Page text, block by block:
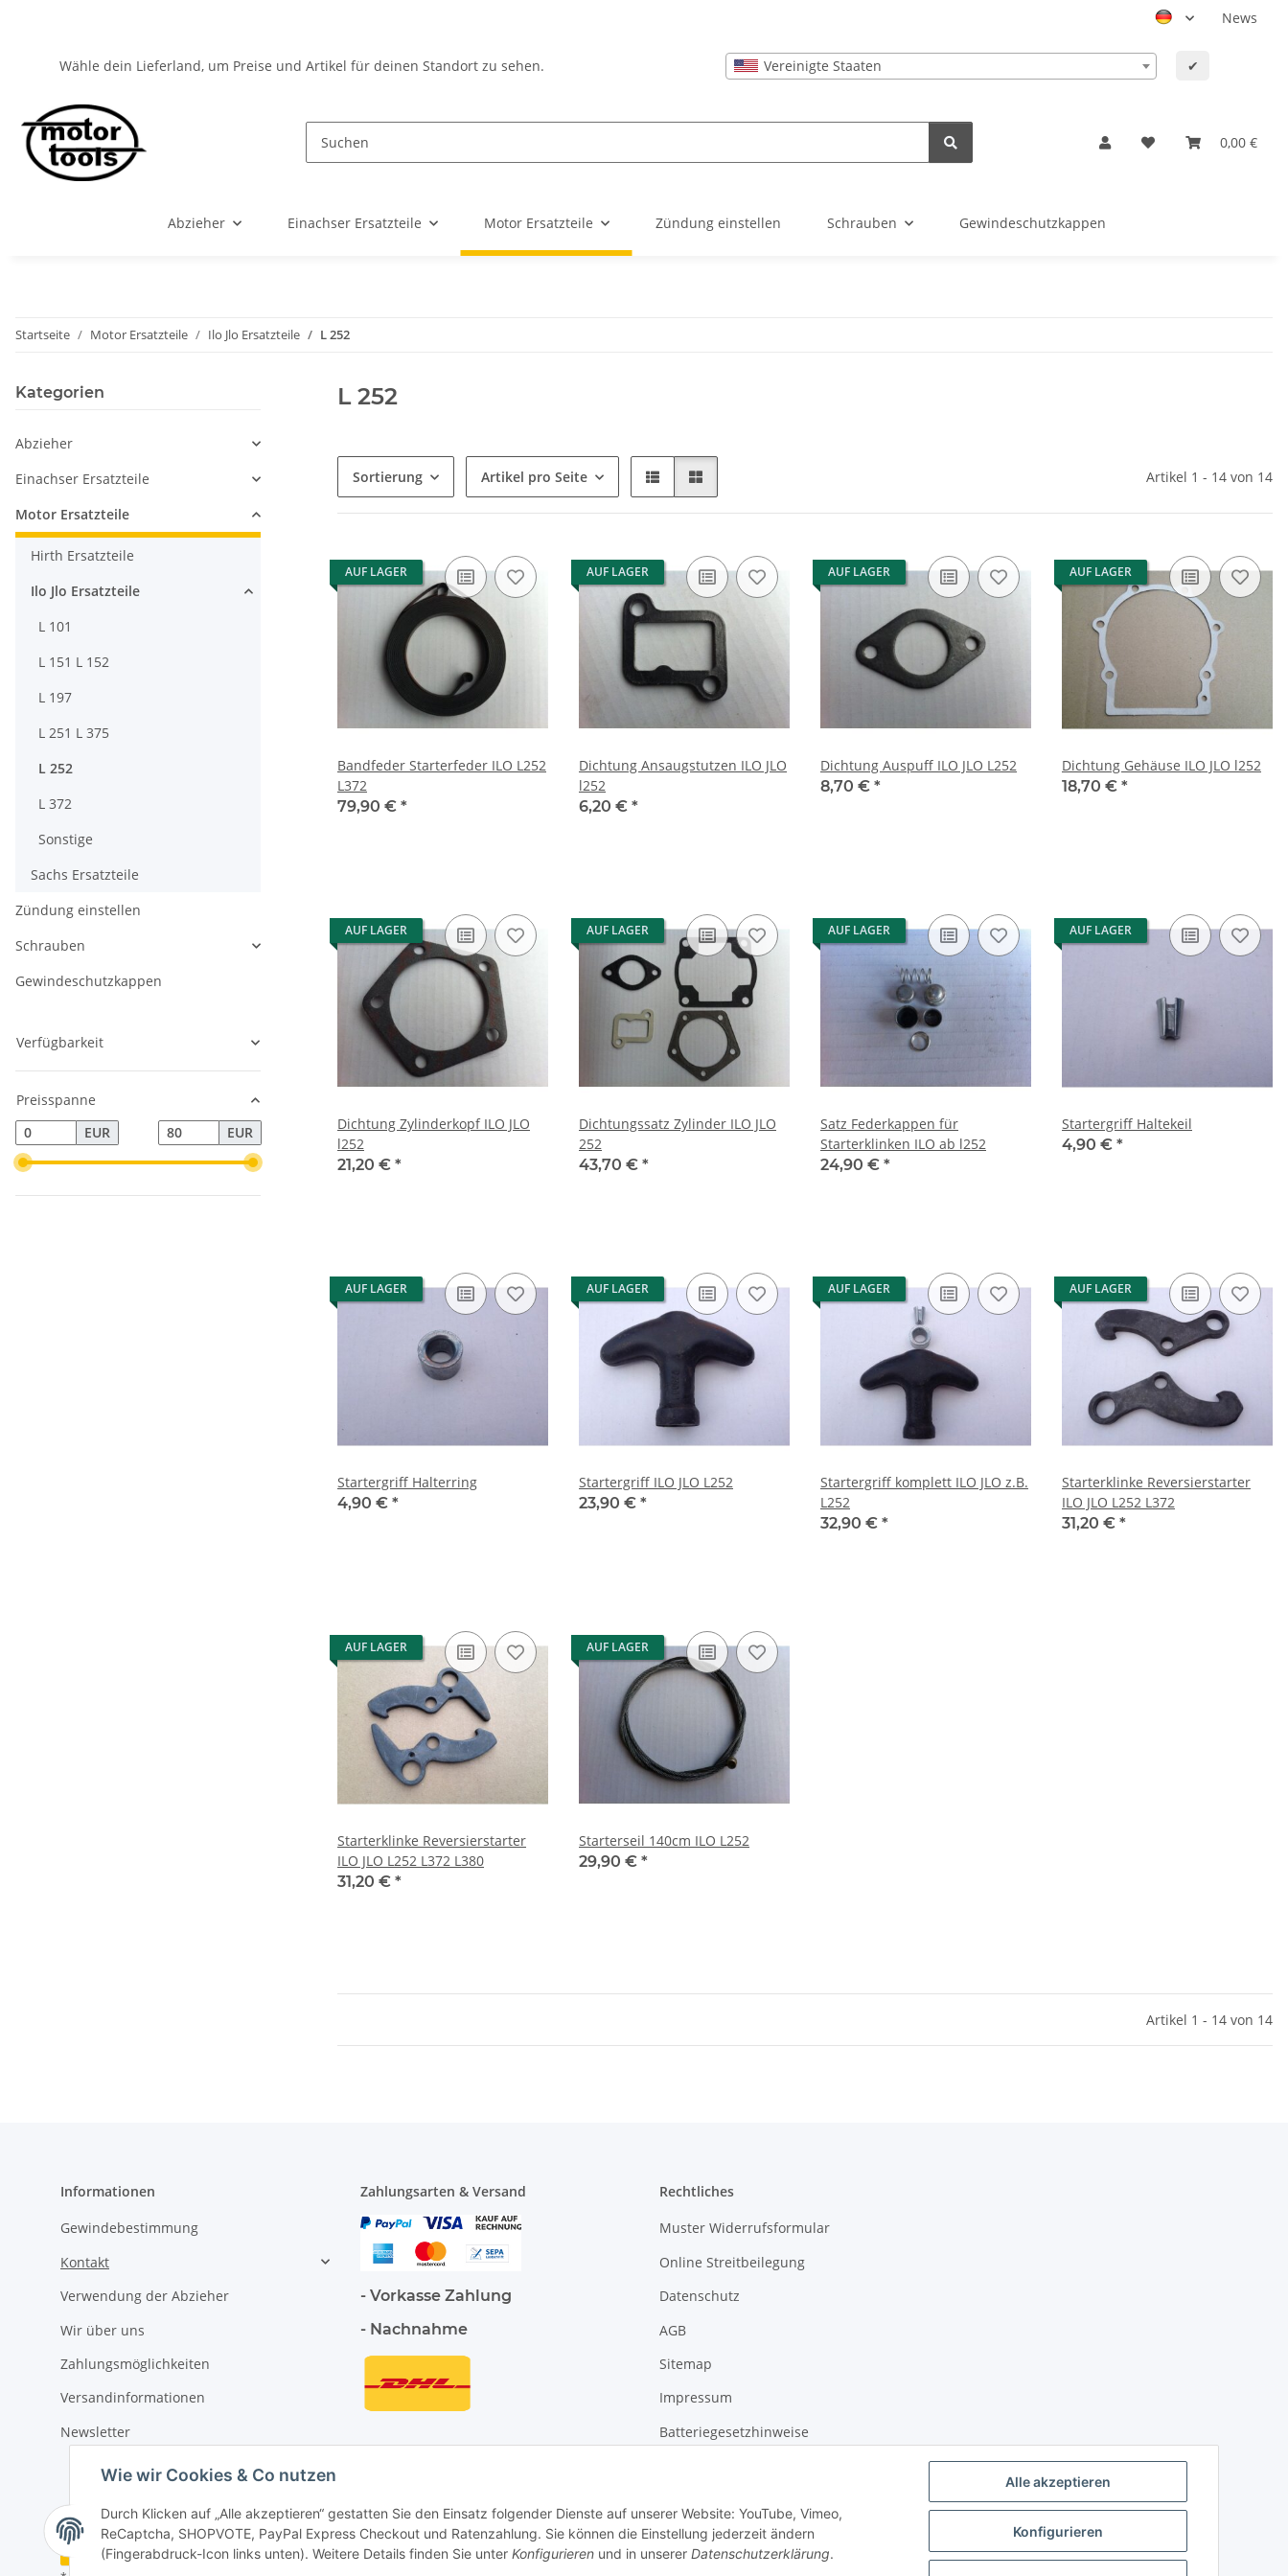
Alle akzeptieren
Konfigurieren
Wie wir Cookies & Co nutzen
Durch Klicken auf „Alle akzeptieren“ gestatten Sie den Einsatz folgender Dienste auf unserer Website: YouTube, Vimeo,
ReCaptcha, SHOPVOTE, PayPal Express Checkout und Ratenzahlung. Sie können die Einstellung jederzeit ändern
(Fingerabdruck-Icon links unten). Weitere Details finden Sie unter Konfigurieren und in unserer Datenschutzerklärung.
News
Wähle dein Lieferland, um Preise und Artikel für deinen Standort zu sehen. Vereinigte Staaten ✔
0,00 €
Abzieher Einachser Ersatzteile Motor Ersatzteile Zündung einstellen Schrauben Gewindeschutzkappen
Startseite Motor Ersatzteile Ilo Jlo Ersatzteile L 252
L 252
Sortierung Artikel pro Seite Artikel 1 - 14 von 14
AUF LAGER
Bandfeder Starterfeder ILO L252
L372
79,90 € *
AUF LAGER
Dichtung Ansaugstutzen ILO JLO
l252
6,20 € *
AUF LAGER
Dichtung Auspuff ILO JLO L252
8,70 € *
AUF LAGER
Dichtung Gehäuse ILO JLO l252
18,70 € *
AUF LAGER
Dichtung Zylinderkopf ILO JLO
l252
21,20 € *
AUF LAGER
Dichtungssatz Zylinder ILO JLO
252
43,70 € *
AUF LAGER
Satz Federkappen für
Starterklinken ILO ab l252
24,90 € *
AUF LAGER
Startergriff Haltekeil
4,90 € *
AUF LAGER
Startergriff Halterring
4,90 € *
AUF LAGER
Startergriff ILO JLO L252
23,90 € *
AUF LAGER
Startergriff komplett ILO JLO z.B.
L252
32,90 € *
AUF LAGER
Starterklinke Reversierstarter
ILO JLO L252 L372
31,20 € *
AUF LAGER
Starterklinke Reversierstarter
ILO JLO L252 L372 L380
31,20 € *
AUF LAGER
Starterseil 140cm ILO L252
29,90 € *
Artikel 1 - 14 von 14
Kategorien
Abzieher
Einachser Ersatzteile
Motor Ersatzteile
Hirth Ersatzteile
Ilo Jlo Ersatzteile
L 101
L 151 L 152
L 197
L 251 L 375
L 252
L 372
Sonstige
Sachs Ersatzteile
Zündung einstellen
Schrauben
Gewindeschutzkappen
Verfügbarkeit
Preisspanne
EUR
EUR
Informationen
Gewindebestimmung
Kontakt
Verwendung der Abzieher
Wir über uns
Zahlungsmöglichkeiten
Versandinformationen
Newsletter
Zahlungsarten & Versand
- Vorkasse Zahlung
- Nachnahme
Rechtliches
Muster Widerrufsformular
Online Streitbeilegung
Datenschutz
AGB
Sitemap
Impressum
Batteriegesetzhinweise
Vertrag widerrufen